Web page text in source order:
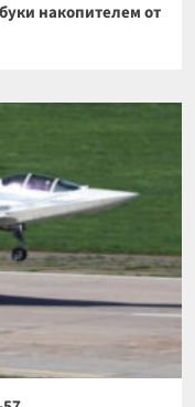
накопителем от